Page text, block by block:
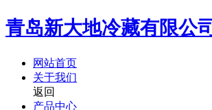
青岛新大地冷藏有限公司
网站首页
关于我们
返回
产品中心